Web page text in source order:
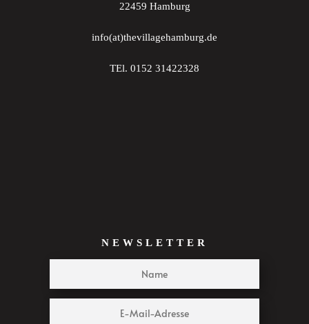
22459 Hamburg
info(at)thevillagehamburg.de
TEl. 0152 31422328
NEWSLETTER